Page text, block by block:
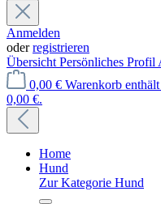
Anmelden
oderregistrieren
Übersicht Persönliches Profil
0,00 € Warenkorb
0,00 €.
Home
Hund
Zur Kategorie Hund